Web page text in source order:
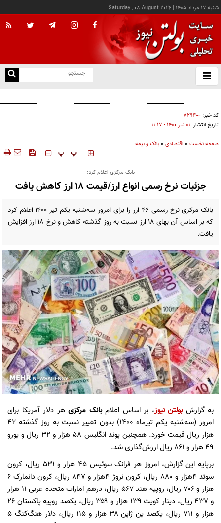
شنبه ۱۷ مرداد ۱۴۰۵ |
Saturday , 08 August 2026
باز
و
کد خبر: ۷۲۹۴۰۰
تاریخ انتشار: ۰۱ تير ۱۴۰۰ - ۱۱:۱۷
صفحه نخست » اقتصادی »بانک و بیمه
‍‍‍ پ پ
بانک مرکزی اعلام کرد؛
جزئیات نرخ رسمی انواع ارز/قیمت ۱۸ ارز کاهش یافت
بانک مرکزی نرخ رسمی ۴۶ ارز را برای امروز سه‌شنبه یکم تیر ۱۴۰۰ اعلام کرد
که بر اساس آن بهای ۱۸ ارز نسبت به روز گذشته کاهش و نرخ ۱۸ ارز افزایش
یافت.
به گزارشبولتن نیوز، بر اساس اعلامبانک مرکزی هر دلار آمریکا برای
امروز (سه‌شنبه یکم تیرماه ۱۴۰۰) بدون تغییر نسبت به روز گذشته ۴۲
هزار ریال قیمت خورد. همچنین پوند انگلیس ۵۸ هزار و ۳۲ ریال و یورو
۴۹ هزار و ۸۶۱ ریال ارزش‌گذاری شد.
برپایه این گزارش، امروز هر فرانک سوئیس ۴۵ هزار و ۵۳۱ ریال، کرون
سوئد ۴‌هزار و ۸۸۰ ریال، کرون نروژ ۴‌هزار و ۸۴۷ ریال، کرون دانمارک ۶
هزار و ۷۰۶ ریال، روپیه هند ۵۶۷ ریال، درهم امارات متحده عربی ۱۱ هزار
و ۴۳۷ ریال، دینار کویت ۱۳۹ هزار و ۳۵۹ ریال، یکصد روپیه پاکستان ۲۶